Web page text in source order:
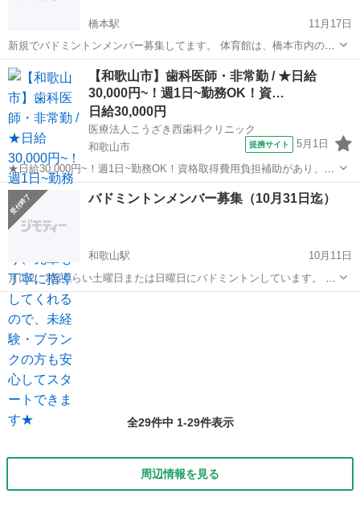
橋本駅
11月17日
新規でバドミントンメンバー募集してます。 体育館は、橋本市内の公
共施設にて行います。 興味のある方のご連絡をお待ちしています。体
育館の空き次第ですが、平日の昼（13-17時）、平日の夜（18-22時）
のどちらにも対応できま...
和歌山 橋本駅 バドミントン 体育館
【和歌山市】歯科医師・非常勤 / ★日給
30,000円~！週1日~勤務OK！資…
日給30,000円
医療法人こうざき西歯科クリニック
和歌山市
提携サイト 5月1日
★日給30,000円~！週1日~勤務OK！資格取得費用負担補助があり、先
輩も丁寧に指導してくれるので、未経験・ブランクの方も安心してス
タートできます★ 日給： 30,000円~ アクセス：貴志川線 神前 徒歩5
分;貴志川...
和歌山 和歌山市 その他
バドミントンメンバー募集（10月31日迄）
和歌山駅
10月11日
月に2、3回くらい土曜日または日曜日にバドミントンしています。 朝
の場合は9時〜12時まで、夜の場合は18時〜21時まで活動していま
す。 場所は県立体育館補助館を利用する事が多いです。 20代〜50代
までの幅広い年齢層...
和歌山 和歌山市
全29件中 1-29件表示
周辺情報を見る